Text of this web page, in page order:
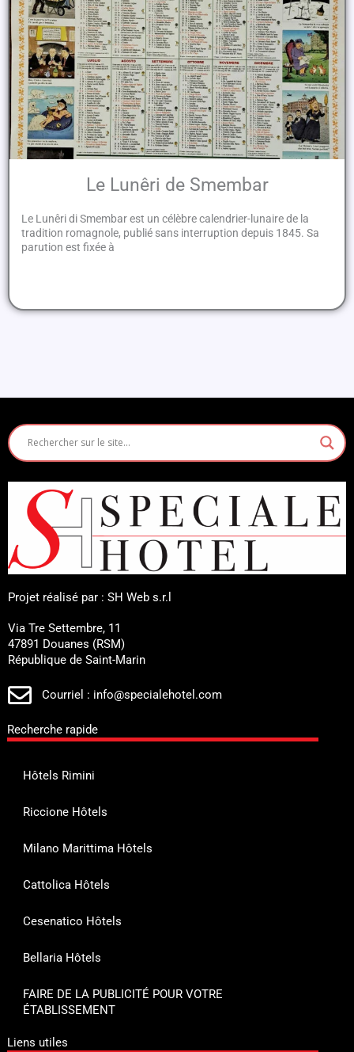
Le Lunêri de Smembar
Le Lunêri di Smembar est un célèbre calendrier-lunaire de la
tradition romagnole, publié sans interruption depuis 1845. Sa
parution est fixée à
Projet réalisé par : SH Web s.r.l
Via Tre Settembre, 11
47891 Douanes (RSM)
République de Saint-Marin
Courriel : info@specialehotel.com
Recherche rapide
Hôtels Rimini
Riccione Hôtels
Milano Marittima Hôtels
Cattolica Hôtels
Cesenatico Hôtels
Bellaria Hôtels
FAIRE DE LA PUBLICITÉ POUR VOTRE
ÉTABLISSEMENT
Liens utiles